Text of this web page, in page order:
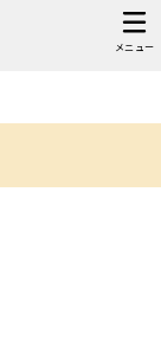
メニュー